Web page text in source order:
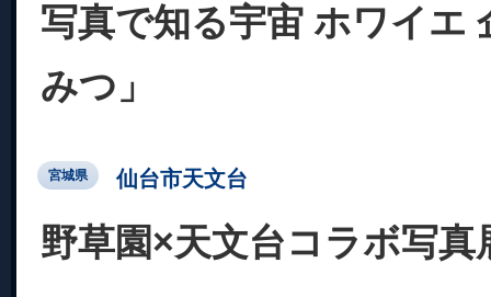
写真で知る宇宙 ホワイエ
みつ」
宮城県 仙台市天文台
野草園×天文台コラボ写真